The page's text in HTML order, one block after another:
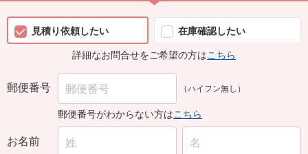
見積り依頼したい
在庫確認したい
詳細なお問合せをご希望の方はこちら
郵便番号 （ハイフン無し）
郵便番号がわからない方はこちら
お名前